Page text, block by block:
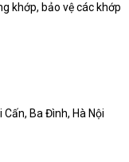
khớp, bảo vệ các khớp
Cấn, Ba Đình, Hà Nội